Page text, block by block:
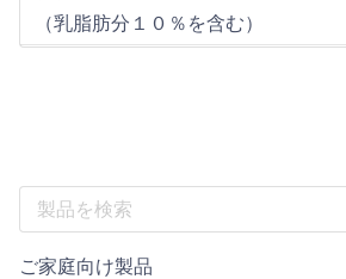
（乳脂肪分１０％を含む）
ご家庭向け製品